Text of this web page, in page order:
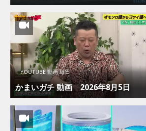
YOUTUBE 動画 毎日
かまいガチ 動画 2026年8月5日